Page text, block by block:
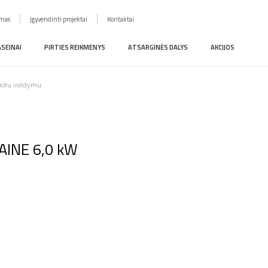
Įgyvendinti projektai Kontaktai
PIRTIES REIKMENYS ATSARGINĖS DALYS AKCIJOS
valdymu
6,0 kW